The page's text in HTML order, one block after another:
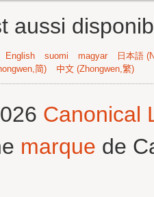
aussi
English suomi magyar
日本語
简) 中文 (Zhongwen,繁)
Canonical
marque de